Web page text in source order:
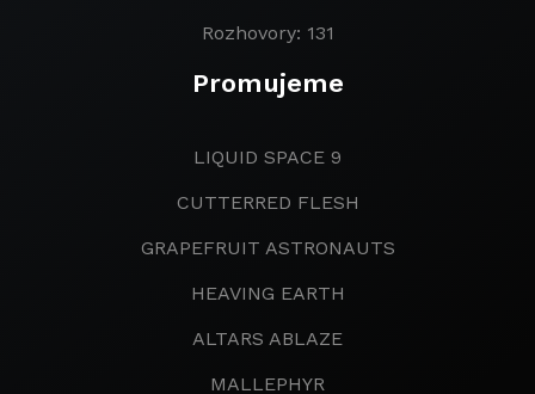
Rozhovory: 131
Promujeme
LIQUID SPACE 9
CUTTERRED FLESH
GRAPEFRUIT ASTRONAUTS
HEAVING EARTH
ALTARS ABLAZE
MALLEPHYR